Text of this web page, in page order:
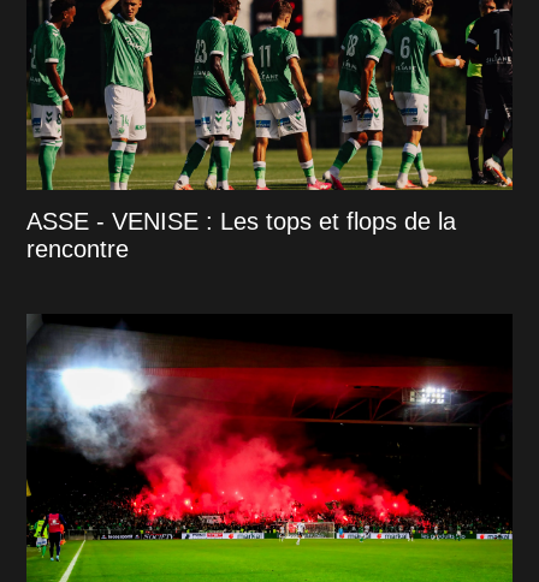
ASSE - VENISE : Les tops et flops de la
rencontre